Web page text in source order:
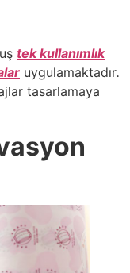
tek kullanımlık
uygulamaktadır.
tasarlamaya